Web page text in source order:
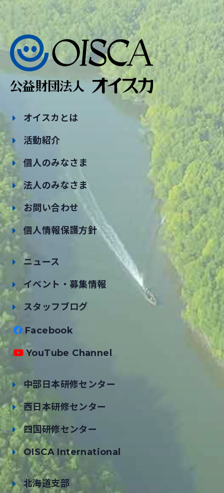
オイスカとは
活動紹介
個人のみなさま
法人のみなさま
お問い合わせ
個人情報保護方針
ニュース
イベント・募集情報
スタッフブログ
Facebook
YouTube Channel
中部日本研修センター
西日本研修センター
四国研修センター
OISCA International
北海道支部